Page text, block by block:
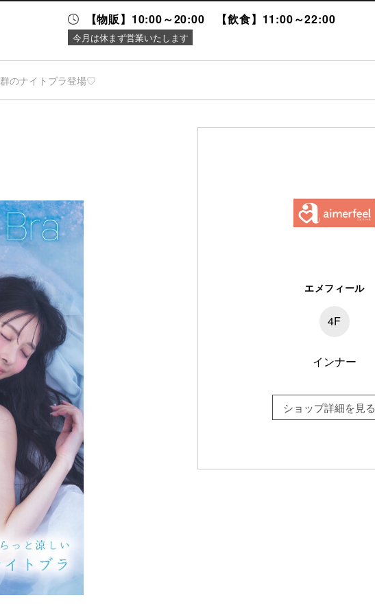
【物販】10:00～20:00 【飲食】11:00～22:00
今月は休まず営業いたします
ニュース＆
イベント
のナイトブラ登場♡
エメフィール
4F
インナー
ショップ詳細を見る